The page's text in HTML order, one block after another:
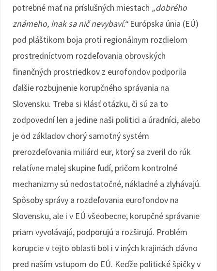
potrebné mať na príslušných miestach „dobrého
známeho, inak sa nič nevybaví.“Európska únia (EÚ)
pod pláštikom boja proti regionálnym rozdielom
prostredníctvom rozdeľovania obrovských
finančných prostriedkov z eurofondov podporila
ďalšie rozbujnenie korupčného správania na
Slovensku. Treba si klásť otázku, či sú za to
zodpovední len a jedine naši politici a úradníci, alebo
je od základov chorý samotný systém
prerozdeľovania miliárd eur, ktorý sa zveril do rúk
relatívne malej skupine ľudí, pričom kontrolné
mechanizmy sú nedostatočné, nákladné a zlyhávajú.
Spôsoby správy a rozdeľovania eurofondov na
Slovensku, ale i v EÚ všeobecne, korupčné správanie
priam vyvolávajú, podporujú a rozširujú. Problém
korupcie v tejto oblasti bol i v iných krajinách dávno
pred naším vstupom do EÚ. Keďže politické špičky v